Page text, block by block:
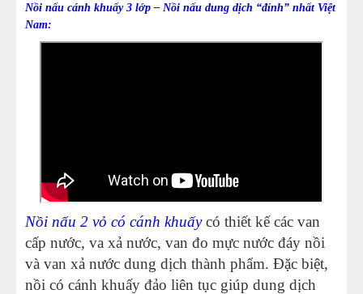
Nồi nấu cánh khuấy 3 lớp – Nồi nấu dung dịch “đỉnh” nhất Việt
Nam:
Nồi nấu 2 vỏ có cánh khuấycó thiết kế các van
cấp nước, va xả nước, van đo mực nước đáy nồi
và van xả nước dung dịch thành phẩm. Đặc biệt,
nồi có cánh khuấy đảo liên tục giúp dung dịch